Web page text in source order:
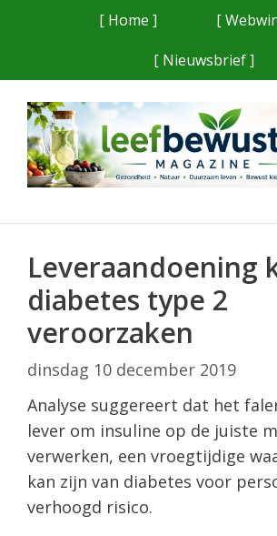
[ Home ]
[
[ Nieuwsbrief ]
Leveraandoening
diabetes type 2
veroorzaken
dinsdag 10 december 2019
Analyse suggereert dat het
lever om insuline op de juiste
verwerken, een vroegtijdige
kan zijn van diabetes voor
verhoogd risico.